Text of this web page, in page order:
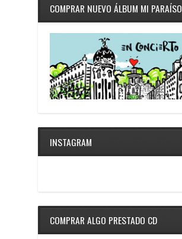
COMPRAR NUEVO ÁLBUM MI PARAÍSO
INSTAGRAM
COMPRAR ALGO PRESTADO CD